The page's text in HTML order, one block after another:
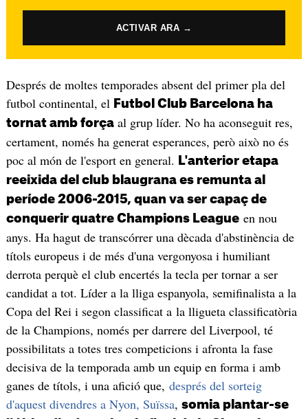
ACTIVAR ARA →
Després de moltes temporades absent del primer pla del
futbol continental, el Futbol Club Barcelona ha
tornat amb forçaal grup líder. No ha aconseguit res,
certament, només ha generat esperances, però això no és
poc al món de l'esport en general.
L'anterior etapa
reeixida del club blaugrana es remunta al
període 2006-2015, quan va ser capaç de
conquerir quatre Champions Leagueen nou
anys. Ha hagut de transcórrer una dècada d'abstinència de
títols europeus i de més d'una vergonyosa i humiliant
derrota perquè el club encertés la tecla per tornar a ser
candidat a tot. Líder a la lliga espanyola, semifinalista a la
Copa del Rei i segon classificat a la lligueta classificatòria
de la Champions, només per darrere del Liverpool, té
possibilitats a totes tres competicions i afronta la fase
decisiva de la temporada amb un equip en forma i amb
ganes de títols, i una afició que, després del sorteig
d'aquest divendres a Nyon, Suïssa, somia plantar-se